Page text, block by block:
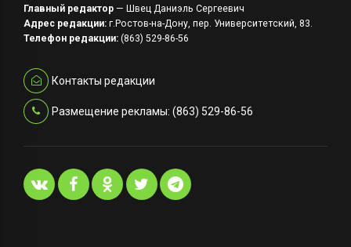
Главный редактор — Швец Даниэль Сергеевич
Адрес редакции: г.Ростов-на-Дону, пер. Университетский, 83.
Телефон редакции: (863) 529-86-56
Контакты редакции
Размещение рекламы: (863) 529-86-56